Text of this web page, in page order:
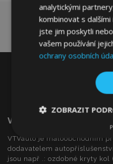
Vítejte Na VTVauto.cz
VTVauto je maloobchodním
dodavatelem
jsou např .: ozdobné kryty
analytickými
kombinovat s
jste jim poskytli
vašem používání
ochrany osobních
ZOBRAZIT
nutné
soubory